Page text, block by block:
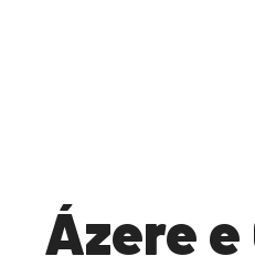
Ázere e